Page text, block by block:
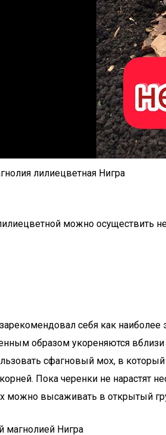
лилиецветная Нигра
можно осуществить
себя как
образом укореняются
сфагновый мох, в
Пока черенки не нарастят
можно высаживать в открытый
магнолией Нигра